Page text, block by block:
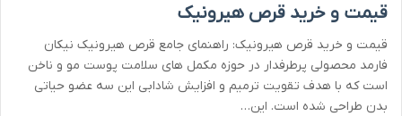
قیمت و خرید قرص هیرونیک
قیمت و خرید قرص هیرونیک: راهنمای جامع قرص هیرونیک نیکان
فارمد محصولی پرطرفدار در حوزه مکمل های سلامت پوست مو و ناخن
است که با هدف تقویت ترمیم و افزایش شادابی این سه عضو حیاتی
بدن طراحی شده است. این…